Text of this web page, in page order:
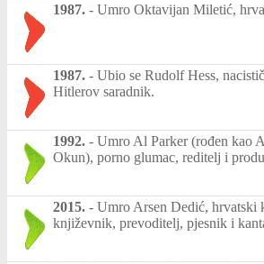
1987. - Umro Oktavijan Miletić,
1987. - Ubio se Rudolf Hess,
Hitlerov saradnik.
1992. - Umro Al Parker (rođen kao
Okun), porno glumac, reditelj i
2015. - Umro Arsen Dedić, hrvatski
književnik, prevoditelj, pjesnik i